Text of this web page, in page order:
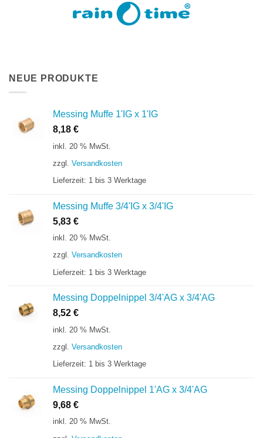
NEUE PRODUKTE
Messing Muffe 1'IG x 1'IG
8,18 €
inkl. 20 % MwSt.
zzgl. Versandkosten
Lieferzeit: 1 bis 3 Werktage
Messing Muffe 3/4'IG x 3/4'IG
5,83 €
inkl. 20 % MwSt.
zzgl. Versandkosten
Lieferzeit: 1 bis 3 Werktage
Messing Doppelnippel 3/4'AG x 3/4'AG
8,52 €
inkl. 20 % MwSt.
zzgl. Versandkosten
Lieferzeit: 1 bis 3 Werktage
Messing Doppelnippel 1'AG x 3/4'AG
9,68 €
inkl. 20 % MwSt.